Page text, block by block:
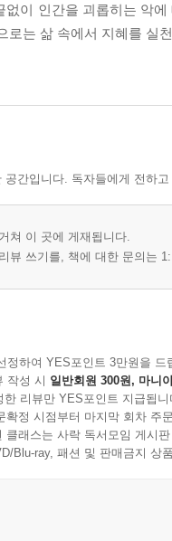
없이 인간을 괴롭히는 악
로는 삶 속에서 지혜를 실
공간입니다. 독자들에게 전하
쳐 이 곳에 게재됩니다.
뷰 쓰기를, 책에 대한 문의는
정하여 YES포인트 3만원을 드
작성 시 일반회원 300원, 마니
리뷰만 YES포인트 지급됩니
확정 시점부터 마지막 회차 주
클래스는 사락 독서모임 게시
Blu-ray, 패션 및 판매금지 상